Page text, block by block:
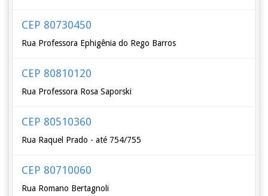
CEP 80730450
Rua Professora Ephigênia do Rego Barros
CEP 80810120
Rua Professora Rosa Saporski
CEP 80510360
Rua Raquel Prado - até 754/755
CEP 80710060
Rua Romano Bertagnoli